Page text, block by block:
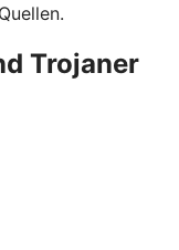
Trojaner